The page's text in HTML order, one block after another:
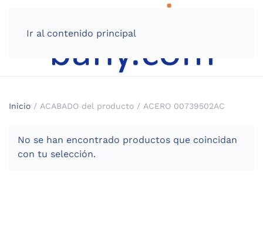
Ir al contenido principal
Inicio / ACABADO del producto / ACERO 00739502AC
No se han encontrado productos que coincidan
con tu selección.